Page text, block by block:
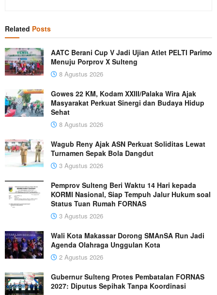
Related Posts
AATC Berani Cup V Jadi Ujian Atlet PELTI Parimo
Menuju Porprov X Sulteng
8 Agustus 2026
Gowes 22 KM, Kodam XXIII/Palaka Wira Ajak
Masyarakat Perkuat Sinergi dan Budaya Hidup
Sehat
8 Agustus 2026
Wagub Reny Ajak ASN Perkuat Soliditas Lewat
Turnamen Sepak Bola Dangdut
3 Agustus 2026
Pemprov Sulteng Beri Waktu 14 Hari kepada
KORMI Nasional, Siap Tempuh Jalur Hukum soal
Status Tuan Rumah FORNAS
3 Agustus 2026
Wali Kota Makassar Dorong SMAnSA Run Jadi
Agenda Olahraga Unggulan Kota
2 Agustus 2026
Gubernur Sulteng Protes Pembatalan FORNAS
2027: Diputus Sepihak Tanpa Koordinasi